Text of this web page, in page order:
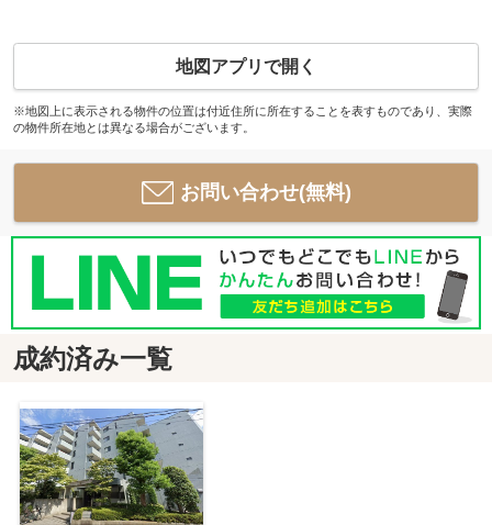
地図アプリで開く
※地図上に表示される物件の位置は付近住所に所在することを表すものであり、実際
の物件所在地とは異なる場合がございます。
お問い合わせ(無料)
成約済み一覧